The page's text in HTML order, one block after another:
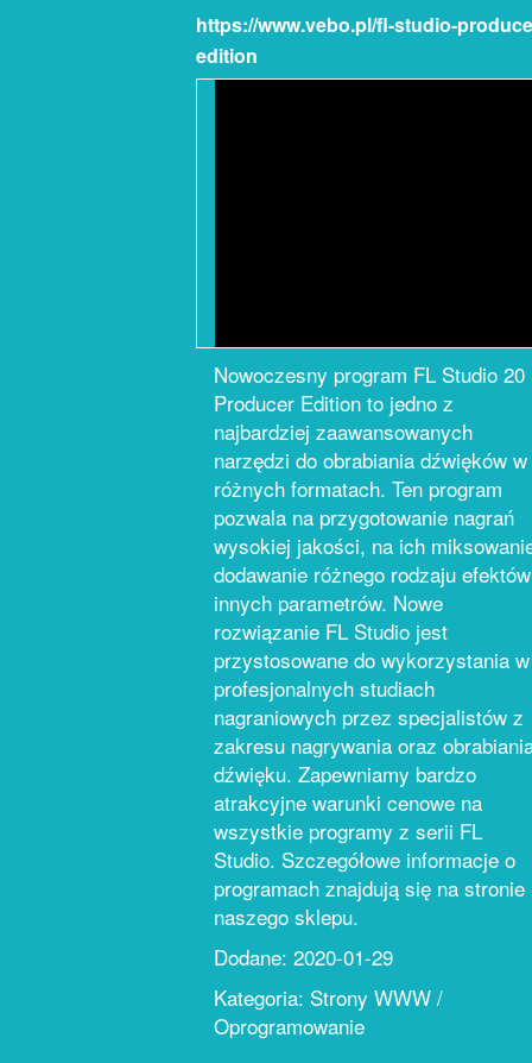
https://www.vebo.pl/fl-studio-
edition
Nowoczesny program FL Studio 20
Producer Edition to jedno z
najbardziej zaawansowanych
narzędzi do obrabiania dźwięków w
różnych formatach. Ten program
pozwala na przygotowanie nagrań
wysokiej jakości, na ich
dodawanie różnego rodzaju
innych parametrów. Nowe
rozwiązanie FL Studio jest
przystosowane do wykorzystania w
profesjonalnych studiach
nagraniowych przez specjalistów z
zakresu nagrywania oraz
dźwięku. Zapewniamy bardzo
atrakcyjne warunki cenowe na
wszystkie programy z serii FL
Studio. Szczegółowe informacje o
programach znajdują się na stronie
naszego sklepu.
Dodane: 2020-01-29
Kategoria: Strony WWW /
Oprogramowanie